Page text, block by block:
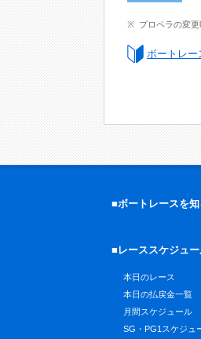
プロペラの変
ボートレー
■ボートレースを
■レーススケジュ
本日のレース
本日の払戻金一覧
月間スケジュール
SG・PG1スケジュ